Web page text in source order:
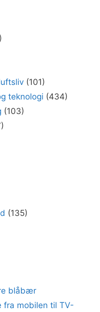
(101)
teknologi (434)
(103)
(135)
blåbær
fra mobilen til TV-